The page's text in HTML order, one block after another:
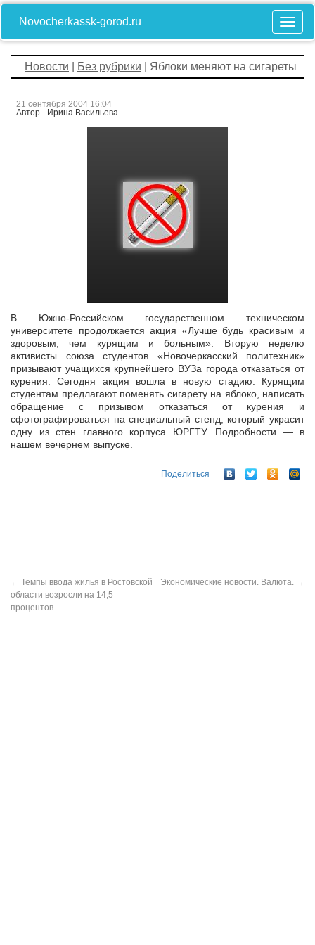
Novocherkassk-gorod.ru
Новости Без рубрики | Яблоки меняют на сигареты
21 сентября 2004 16:04
Автор - Ирина Васильева
В Южно-Российском государственном техническом
университете продолжается акция «Лучше будь красивым и
здоровым, чем курящим и больным». Вторую неделю
активисты союза студентов «Новочеркасский политехник»
призывают учащихся крупнейшего ВУЗа города отказаться от
курения. Сегодня акция вошла в новую стадию. Курящим
студентам предлагают поменять сигарету на яблоко, написать
обращение с призывом отказаться от курения и
сфотографироваться на специальный стенд, который украсит
одну из стен главного корпуса ЮРГТУ. Подробности — в
нашем вечернем выпуске.
Поделиться
← Темпы ввода жилья в Ростовской
области возросли на 14,5
процентов
Экономические новости. Валюта. →